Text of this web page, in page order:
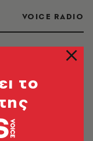
VOICE RADIO
το